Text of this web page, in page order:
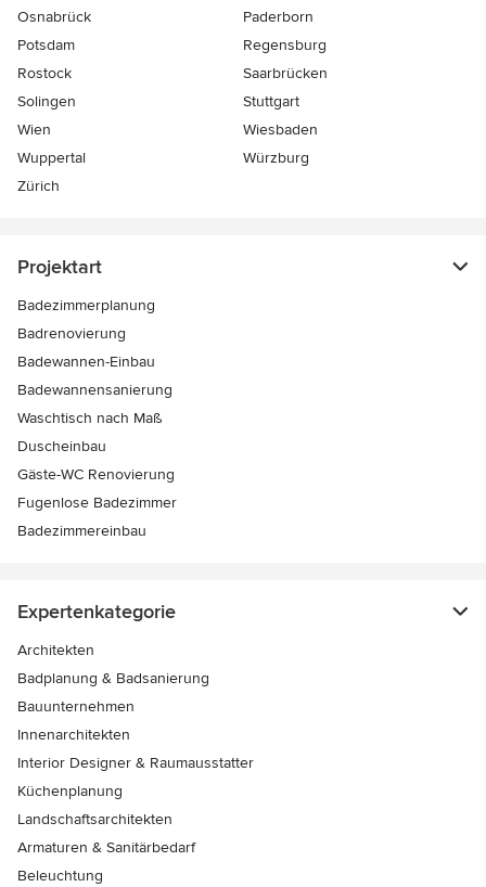
Osnabrück
Paderborn
Potsdam
Regensburg
Rostock
Saarbrücken
Solingen
Stuttgart
Wien
Wiesbaden
Wuppertal
Würzburg
Zürich
Projektart
Badezimmerplanung
Badrenovierung
Badewannen-Einbau
Badewannensanierung
Waschtisch nach Maß
Duscheinbau
Gäste-WC Renovierung
Fugenlose Badezimmer
Badezimmereinbau
Expertenkategorie
Architekten
Badplanung & Badsanierung
Bauunternehmen
Innenarchitekten
Interior Designer & Raumausstatter
Küchenplanung
Landschaftsarchitekten
Armaturen & Sanitärbedarf
Beleuchtung